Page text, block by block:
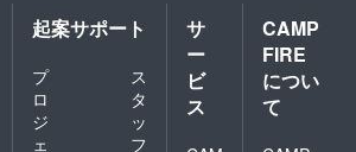
起案サポート
プ
ロ
ジ
ェ
ス
タ
ッ
フ
サ
ー
ビ
ス
CAMP
FIRE
につい
て